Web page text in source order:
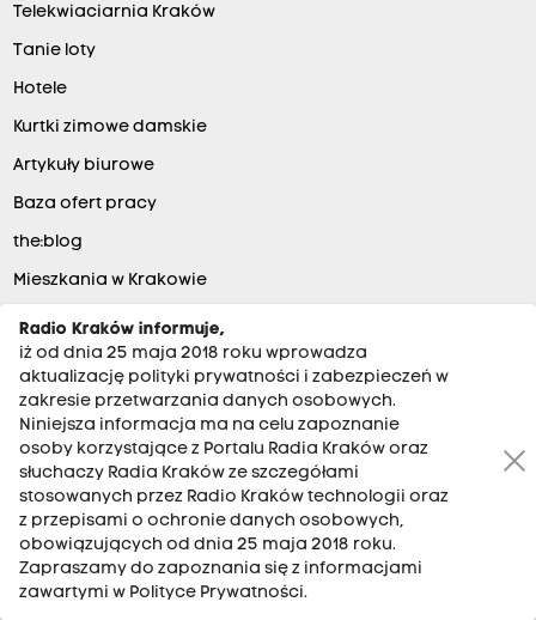
Telekwiaciarnia Kraków
Tanie loty
Hotele
Kurtki zimowe damskie
Artykuły biurowe
Baza ofert pracy
the:blog
Mieszkania w Krakowie
Darmowe ogłoszenia
Sklep z kosmetykami tolpa.pl
POSŁUCHASZ NAS
Kraków
Tarnów
Zakopane
Radio Kraków informuje,
iż od dnia 25 maja 2018 roku wprowadza
aktualizację polityki prywatności i zabezpieczeń w
zakresie przetwarzania danych osobowych.
Niniejsza informacja ma na celu zapoznanie
osoby korzystające z Portalu Radia Kraków oraz
słuchaczy Radia Kraków ze szczegółami
stosowanych przez Radio Kraków technologii oraz
z przepisami o ochronie danych osobowych,
obowiązujących od dnia 25 maja 2018 roku.
Zapraszamy do zapoznania się z informacjami
zawartymi w Polityce Prywatności.